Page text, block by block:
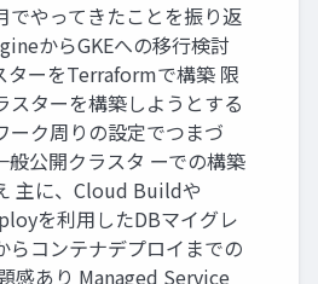
でやってきたことを振り返
からGKEへの移行検討
ターをTerraformで構築 限
スターを構築しようとする
ーク周りの設定でつまづ
般公開クラスタ ーでの構築
主に、Cloud Buildや
を利用したDBマイグレ
らコンテナデプロイまでの
感あり Managed Service